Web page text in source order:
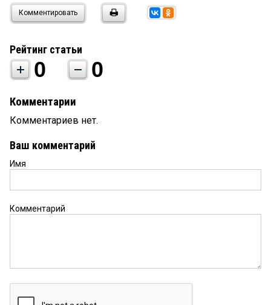
Комментировать
Рейтинг статьи
0 0
Комментарии
Комментариев нет.
Ваш комментарий
Имя
Комментарий